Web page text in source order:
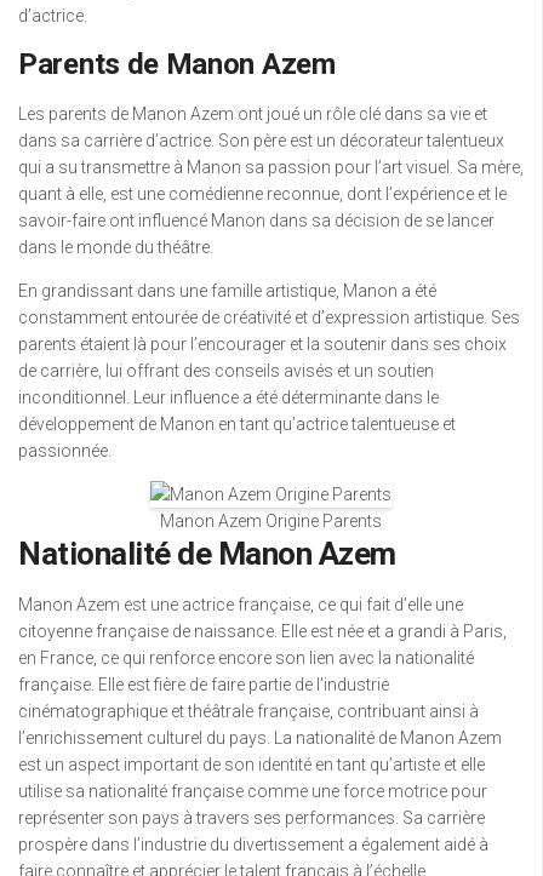
d’actrice.
Parents de Manon Azem
Les parents de Manon Azem ont joué un rôle clé dans sa vie et
dans sa carrière d’actrice. Son père est un décorateur talentueux
qui a su transmettre à Manon sa passion pour l’art visuel. Sa mère,
quant à elle, est une comédienne reconnue, dont l’expérience et le
savoir-faire ont influencé Manon dans sa décision de se lancer
dans le monde du théâtre.
En grandissant dans une famille artistique, Manon a été
constamment entourée de créativité et d’expression artistique. Ses
parents étaient là pour l’encourager et la soutenir dans ses choix
de carrière, lui offrant des conseils avisés et un soutien
inconditionnel. Leur influence a été déterminante dans le
développement de Manon en tant qu’actrice talentueuse et
passionnée.
Manon Azem Origine Parents
Nationalité de Manon Azem
Manon Azem est une actrice française, ce qui fait d’elle une
citoyenne française de naissance. Elle est née et a grandi à Paris,
en France, ce qui renforce encore son lien avec la nationalité
française. Elle est fière de faire partie de l’industrie
cinématographique et théâtrale française, contribuant ainsi à
l’enrichissement culturel du pays. La nationalité de Manon Azem
est un aspect important de son identité en tant qu’artiste et elle
utilise sa nationalité française comme une force motrice pour
représenter son pays à travers ses performances. Sa carrière
prospère dans l’industrie du divertissement a également aidé à
faire connaître et apprécier le talent français à l’échelle